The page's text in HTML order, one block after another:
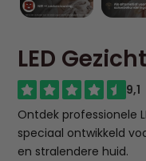
LED
Ontdek professionele
speciaal ontwikkeld
en stralendere huid.